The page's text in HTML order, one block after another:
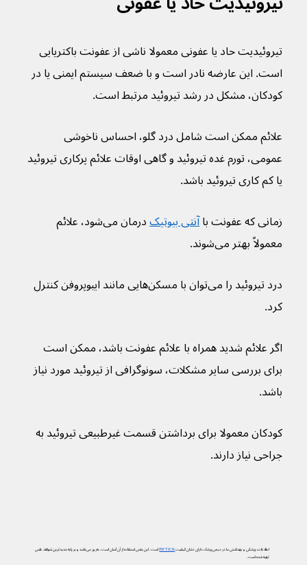
تیروئیدیت حاد یا عفونی معمولا ناشی از عفونت باکتریایی
است. این عارضه نادر است و با ضعف سیستم ایمنی یا در
کودکان، مشکل در رشد تیروئید مرتبط است.
علائم ممکن است شامل درد گلو، احساس ناخوشی
عمومی، تورم غده تیروئید و گاهی اوقات علائم پرکاری تیروئید
یا کم کاری تیروئید باشد.
زمانی که عفونت با آنتی بیوتیک
درمان می‌شود، علائم
معمولاً بهتر می‌شوند.
درد تیروئید را می‌توان با مسکن‌هایی مانند ایبوپروفن کنترل
کرد.
اگر علائم شدید همراه با علائم عفونت باشد، ممکن است
برای بررسی سایر مشکلات، سونوگرافی از تیروئید مورد نیاز
باشد.
کودکان معمولا برای برداشتن قسمت غیرطبیعی تیروئید به
جراحی نیاز دارند.
اطلاعات پزشکی و بهداشتی ما در دیجی‌پزشک دارای نشان کیفیتPIF TICKاست. این یعنی استفاده از آن آسان است، به‌روز می‌باشد و بر پایه جدیدترین شواهد علمی
تهیه شده است.